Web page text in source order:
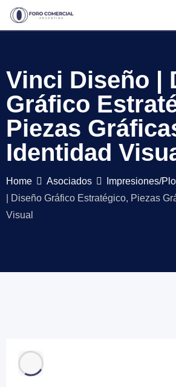
Skip
Vinci Diseño |
Gráfico
Piezas
Identidad
Home Asociados Impresiones/
| Diseño Gráfico Estratégico, Piezas
Visual